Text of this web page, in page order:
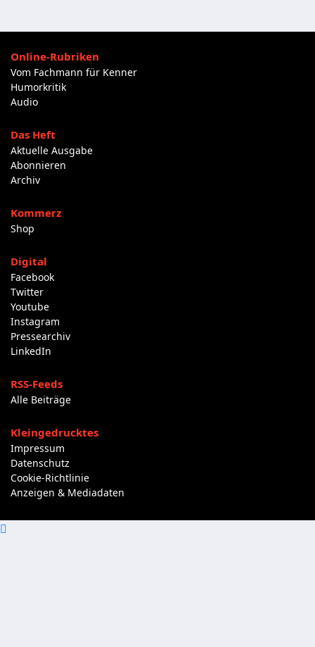
Online-Rubriken
Vom Fachmann für Kenner
Humorkritik
Audio
Das Heft
Aktuelle Ausgabe
Abonnieren
Archiv
Kommerz
Shop
Digital
Facebook
Twitter
Youtube
Instagram
Pressearchiv
LinkedIn
RSS-Feeds
Alle Beiträge
Kleingedrucktes
Impressum
Datenschutz
Cookie-Richtlinie
Anzeigen & Mediadaten